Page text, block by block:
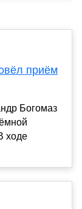
приём
Богомаз
ходе